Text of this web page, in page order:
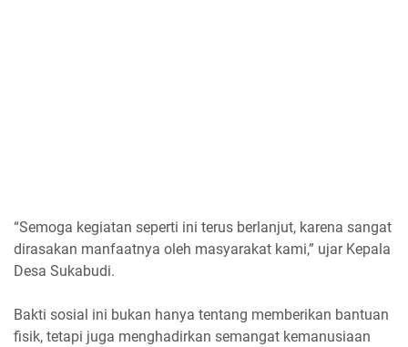
“Semoga kegiatan seperti ini terus berlanjut, karena sangat
dirasakan manfaatnya oleh masyarakat kami,” ujar Kepala
Desa Sukabudi.
Bakti sosial ini bukan hanya tentang memberikan bantuan
fisik, tetapi juga menghadirkan semangat kemanusiaan